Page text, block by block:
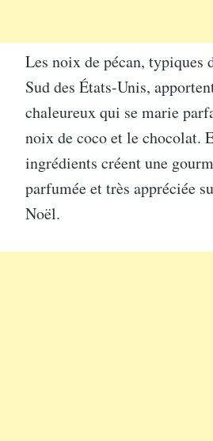
Les noix de pécan, typiques
Sud des États-Unis,
chaleureux qui se marie
noix de coco et le chocolat.
ingrédients créent une
parfumée et très appréciée
Noël.